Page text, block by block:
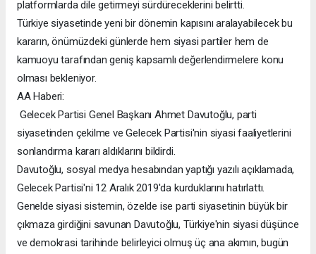
platformlarda dile getirmeyi sürdüreceklerini belirtti.
Türkiye siyasetinde yeni bir dönemin kapısını aralayabilecek bu
kararın, önümüzdeki günlerde hem siyasi partiler hem de
kamuoyu tarafından geniş kapsamlı değerlendirmelere konu
olması bekleniyor.
AA Haberi:
Gelecek Partisi Genel Başkanı Ahmet Davutoğlu, parti
siyasetinden çekilme ve Gelecek Partisi'nin siyasi faaliyetlerini
sonlandırma kararı aldıklarını bildirdi.
Davutoğlu, sosyal medya hesabından yaptığı yazılı açıklamada,
Gelecek Partisi'ni 12 Aralık 2019'da kurduklarını hatırlattı.
Genelde siyasi sistemin, özelde ise parti siyasetinin büyük bir
çıkmaza girdiğini savunan Davutoğlu, Türkiye'nin siyasi düşünce
ve demokrasi tarihinde belirleyici olmuş üç ana akımın, bugün